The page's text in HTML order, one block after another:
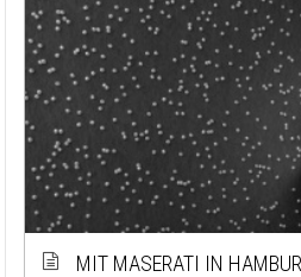
MIT MASERATI IN